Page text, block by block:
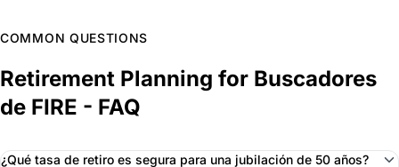
COMMON QUESTIONS
Retirement Planning for Buscadores
de FIRE - FAQ
¿Qué tasa de retiro es segura para una jubilación de 50 años?